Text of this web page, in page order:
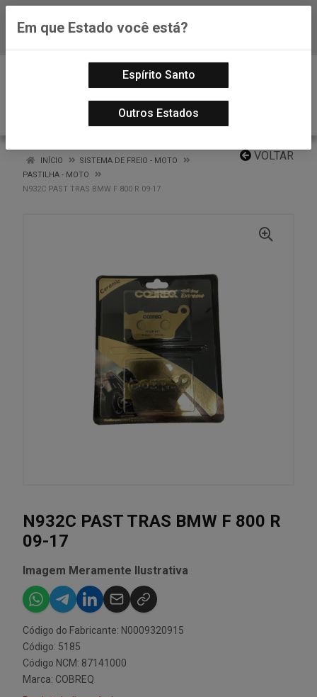
Baixe já nosso APP
VOLTAR
INÍCIO
SISTEMA DE FREIO - MOTO
PASTILHA - MOTO
N932C PAST TRAS BMW F 800 R 09-17
N932C PAST TRAS BMW F 800 R
09-17
Imagem Meramente Ilustrativa
Código do Fabricante: N0009320915
Código: 5185
Código NCM: 87141000
Marca: COBREQ
Em que Estado você está?
Espírito Santo
Outros Estados